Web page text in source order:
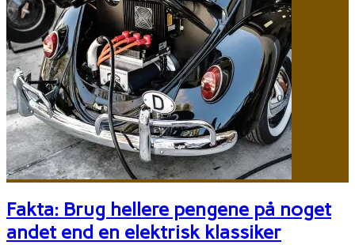
Fakta: Brug hellere pengene på noget
andet end en elektrisk klassiker